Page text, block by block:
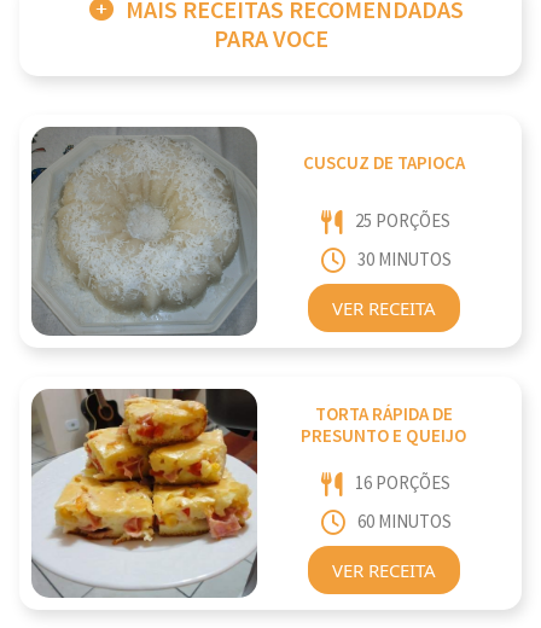
MAIS RECEITAS RECOMENDADAS
PARA VOCE
CUSCUZ DE TAPIOCA
25 PORÇÕES
30 MINUTOS
VER RECEITA
TORTA RÁPIDA DE
PRESUNTO E QUEIJO
16 PORÇÕES
60 MINUTOS
VER RECEITA